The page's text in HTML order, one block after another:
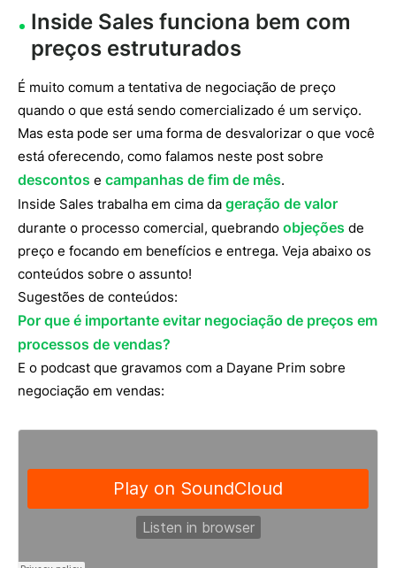
Inside Sales funciona bem com
preços estruturados
É muito comum a tentativa de negociação de preço
quando o que está sendo comercializado é um serviço.
Mas esta pode ser uma forma de desvalorizar o que você
está oferecendo, como falamos neste post sobre
descontos e campanhas de fim de mês.
Inside Sales trabalha em cima da geração de valor
durante o processo comercial, quebrando objeções de
preço e focando em benefícios e entrega. Veja abaixo os
conteúdos sobre o assunto!
Sugestões de conteúdos:
Por que é importante evitar negociação de preços em
processos de vendas?
E o podcast que gravamos com a Dayane Prim sobre
negociação em vendas: